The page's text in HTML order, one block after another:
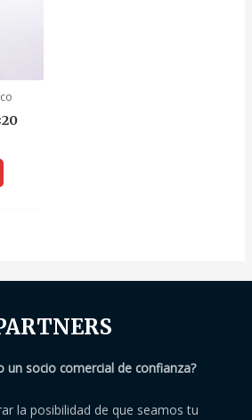
un socio comercial de confianza?
la posibilidad de que seamos tu